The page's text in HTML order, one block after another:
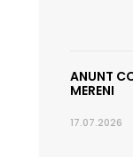
ANUNT
MERENI
17.07.2026